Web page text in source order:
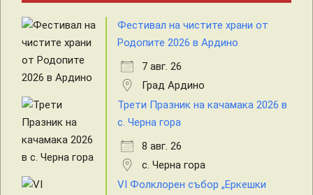
Фестивал на чистите храни от
Родопите 2026 в Ардино
7 авг. 26
Град Ардино
Трети Празник на качамака 2026 в
с. Черна гора
8 авг. 26
с. Черна гора
VI Фолклорен събор „Еркешки